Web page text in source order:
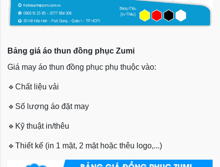
Bảng giá áo thun đồng phục Zumi
Giá may áo thun đồng phục phụ thuộc vào:
🔹 Chất liệu vải
🔹 Số lượng áo đặt may
🔹 Kỹ thuật in/thêu
🔹 Thiết kế (in 1 mặt, 2 mặt hoặc thêu logo,...)